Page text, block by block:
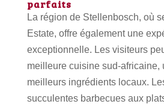
parfaits
La région de Stellenbosch, où
Estate, offre également une
exceptionnelle. Les visiteurs
meilleure cuisine sud-africaine,
meilleurs ingrédients locaux.
succulentes barbecues aux